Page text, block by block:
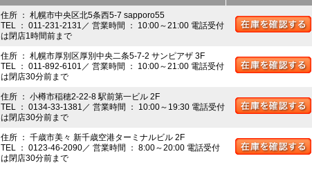
住所 ： 札幌市中央区北5条西5-7 sapporo55
TEL ： 011-231-2131／ 営業時間 ： 10:00～21:00 電話受付
は閉店1時間前まで
住所 ： 札幌市厚別区厚別中央二条5-7-2 サンピアザ 3F
TEL ： 011-892-6101／ 営業時間 ： 10:00～21:00 電話受付
は閉店30分前まで
住所 ： 小樽市稲穂2-22-8 駅前第一ビル 2F
TEL ： 0134-33-1381／ 営業時間 ： 10:00～19:30 電話受付
は閉店30分前まで
住所 ： 千歳市美々 新千歳空港ターミナルビル 2F
TEL ： 0123-46-2090／ 営業時間 ： 8:00～20:00 電話受付
は閉店30分前まで